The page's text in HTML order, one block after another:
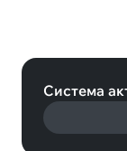
Система